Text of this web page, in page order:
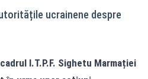
ucrainene despre
I.T.P.F. Sighetu Marmației